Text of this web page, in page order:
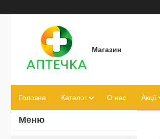
Магазин
Головна Каталог О нас Акції